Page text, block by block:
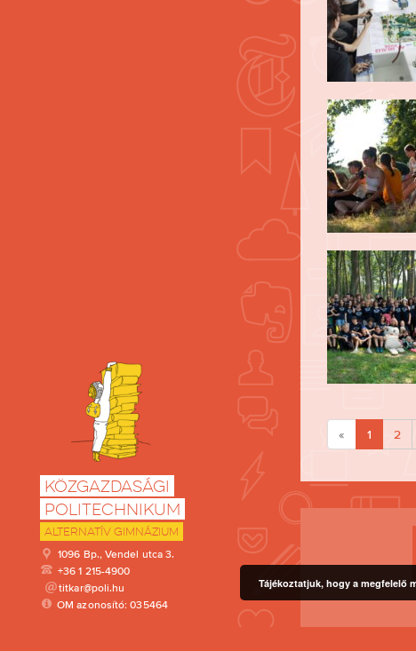
Közgazdasági
Politechnikum
Alternatív Gimnázium
1096 Bp., Vendel utca 3.
+36 1 215-4900
titkar@poli.hu
OM azonosító: 035464
« 1 2
Tájékoztatjuk, hogy a megfelelő